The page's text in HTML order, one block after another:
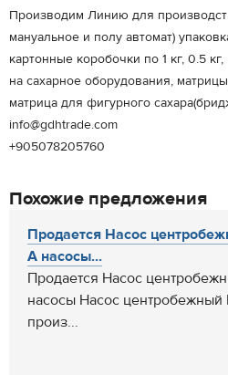
Производим Линию для
мануальное и полу автомат)
картонные коробочки по 1 кг, 0.5
на сахарное оборудования,
матрица для фигурного
info@gdhtrade.com
+905078205760
Похожие предложения
Продается Насос
A насосы...
Продается Насос
насосы Насос центробежный
произ...